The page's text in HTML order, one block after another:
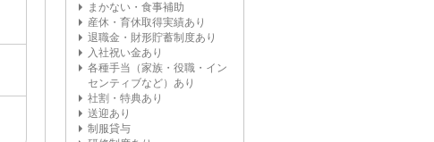
まかない・食事補助
産休・育休取得実績あり
退職金・財形貯蓄制度あり
入社祝い金あり
各種手当（家族・役職・イン
センティブなど）あり
社割・特典あり
送迎あり
制服貸与